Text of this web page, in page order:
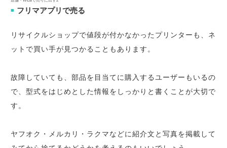
■ フリマアプリで売る
リサイクルショップで値段が付かなかったプリンターも、ネ
ットで買い手が見つかることもあります。
故障していても、部品を目当てに購入するユーザーもいるの
で、型式をはじめとした情報をしっかりと書くことが大切で
す。
ヤフオク・メルカリ・ラクマなどに紹介文と写真を掲載して